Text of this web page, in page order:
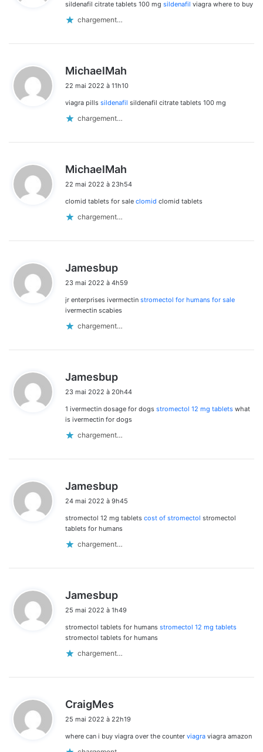
sildenafil citrate tablets 100 mg sildenafil viagra where to buy
chargement…
MichaelMah
t
22 mai 2022 à 11h10
viagra pills sildenafil sildenafil citrate tablets 100 mg
chargement…
MichaelMah
t
22 mai 2022 à 23h54
clomid tablets for sale clomid clomid tablets
chargement…
Jamesbup
t
:
23 mai 2022 à 4h59
jr enterprises ivermectin stromectol for humans for sale
ivermectin scabies
chargement…
Jamesbup
t
:
23 mai 2022 à 20h44
1 ivermectin dosage for dogs stromectol 12 mg tablets what
is ivermectin for dogs
chargement…
Jamesbup
t
:
24 mai 2022 à 9h45
stromectol 12 mg tablets cost of stromectol stromectol
tablets for humans
chargement…
Jamesbup
t
:
25 mai 2022 à 1h49
stromectol tablets for humans stromectol 12 mg tablets
stromectol tablets for humans
chargement…
CraigMes
t
25 mai 2022 à 22h19
where can i buy viagra over the counter viagra viagra amazon